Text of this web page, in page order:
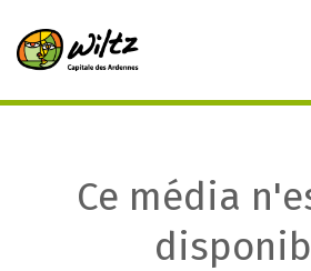
Ce média